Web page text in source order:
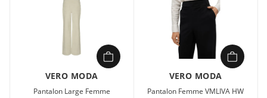
VERO MODA
Pantalon Large Femme
VERO MODA
Pantalon Femme VMLIVA HW